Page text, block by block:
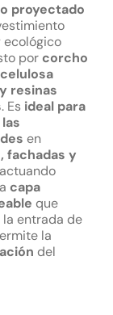
proyectado
ecológico
por corcho
resinas
. Es ideal para
en
fachadas y
capa
que
la entrada de
la
del